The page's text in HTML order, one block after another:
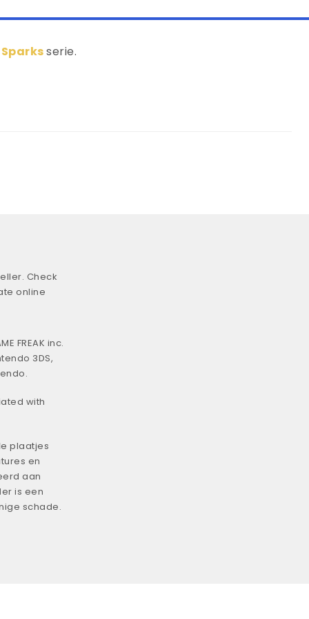
serie.
Check
online
FREAK inc.
3DS,
with
plaatjes
en
aan
is een
schade.